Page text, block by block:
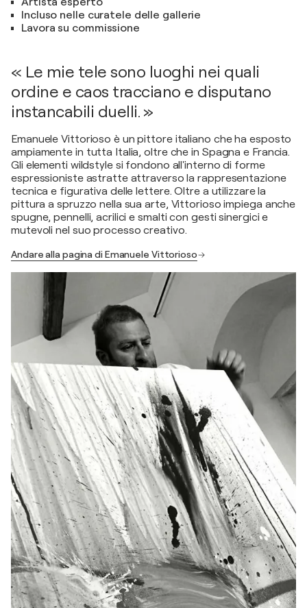
Incluso nelle curatele delle gallerie
Lavora su commissione
« Le mie tele sono luoghi nei quali
ordine e caos tracciano e disputano
instancabili duelli. »
Emanuele Vittorioso è un pittore italiano che ha esposto
ampiamente in tutta Italia, oltre che in Spagna e Francia.
Gli elementi wildstyle si fondono all'interno di forme
espressioniste astratte attraverso la rappresentazione
tecnica e figurativa delle lettere. Oltre a utilizzare la
pittura a spruzzo nella sua arte, Vittorioso impiega anche
spugne, pennelli, acrilici e smalti con gesti sinergici e
mutevoli nel suo processo creativo.
Andare alla pagina di Emanuele Vittorioso